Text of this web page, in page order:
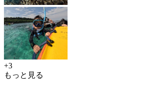
+3
もっと見る